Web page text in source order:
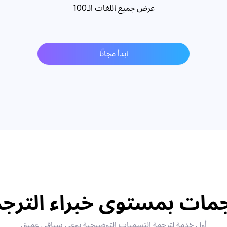
عرض جميع اللغات الـ100
ابدأ مجانًا
بمستوى خبراء